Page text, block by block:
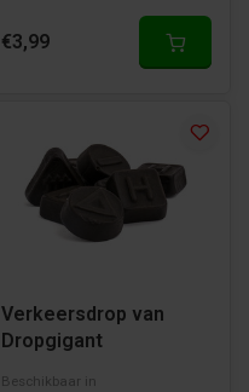
€3,99
Verkeersdrop van
Dropgigant
Beschikbaar in